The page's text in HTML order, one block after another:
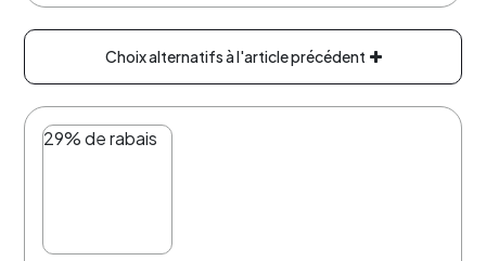
Choix alternatifs à l'article précédent
29% de rabais